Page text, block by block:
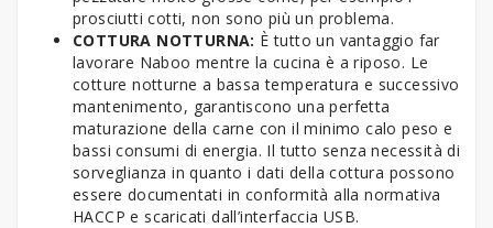
prosciutti cotti, non sono più un problema.
COTTURA NOTTURNA: È tutto un vantaggio far
lavorare Naboo mentre la cucina è a riposo. Le
cotture notturne a bassa temperatura e successivo
mantenimento, garantiscono una perfetta
maturazione della carne con il minimo calo peso e
bassi consumi di energia. Il tutto senza necessità di
sorveglianza in quanto i dati della cottura possono
essere documentati in conformità alla normativa
HACCP e scaricati dall’interfaccia USB.